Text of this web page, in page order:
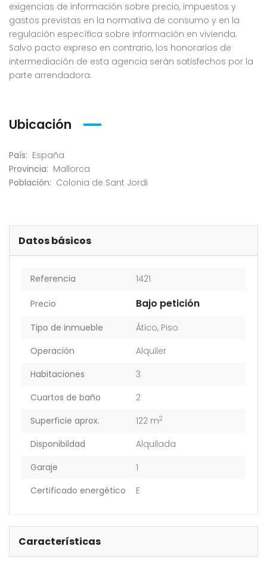
exigencias de información sobre precio, impuestos y
gastos previstas en la normativa de consumo y en la
regulación específica sobre información en vivienda.
Salvo pacto expreso en contrario, los honorarios de
intermediación de esta agencia serán satisfechos por la
parte arrendadora.
Ubicación
País: España
Provincia: Mallorca
Población: Colonia de Sant Jordi
Datos básicos
Referencia 1421
Precio Bajo petición
Tipo de inmueble Ático, Piso
Operación
Alquiler
Habitaciones
3
Cuartos de baño
2
Superficie aprox.
122 m2
Disponibildad
Alquilada
Garaje
1
Certificado energético
E
Características